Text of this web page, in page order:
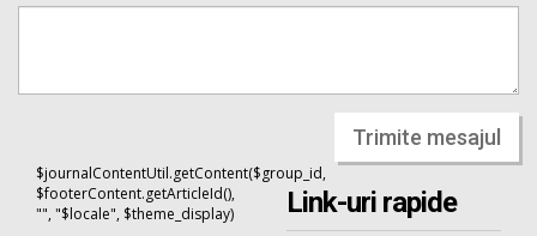
Trimite mesajul
$journalContentUtil.getContent($group_id,
$footerContent.getArticleId(),
"", "$locale", $theme_display)
Link-uri rapide